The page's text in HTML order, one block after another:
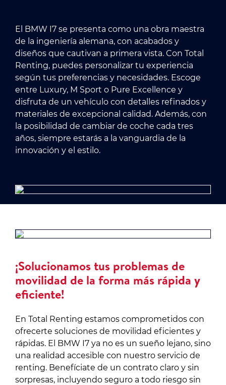
El BMW I7 se presenta como una obra maestra
de la ingeniería alemana, con acabados y
diseños que cautivan a primera vista. Con Total
Renting, puedes personalizar tu experiencia
según tus preferencias y necesidades. Escoge
entre Luxury, M Sport o Pure Excellence y
disfruta de un vehículo con detalles refinados y
materiales de excepcional calidad. Además, con
la posibilidad de cambiar de coche cada tres
años, siempre estarás a la vanguardia de la
innovación y el estilo.
¡Solucionamos tus problemas de
movilidad de la forma más rápida y
eficiente!
En Total Renting estamos comprometidos con
ofrecerte soluciones de movilidad eficientes y
rápidas. El BMW I7 ya no es un sueño lejano, sino
una realidad accesible con nuestro servicio de
renting. Benefíciate de un contrato claro y sin
sorpresas, incluyendo seguro a todo riesgo sin